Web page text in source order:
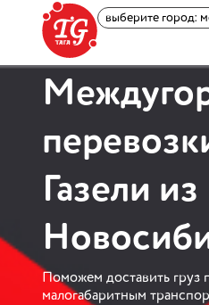
выберите город:
Газели из
Поможем доставить груз
малогабаритным